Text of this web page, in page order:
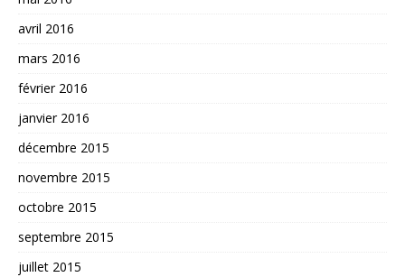
avril 2016
mars 2016
février 2016
janvier 2016
décembre 2015
novembre 2015
octobre 2015
septembre 2015
juillet 2015